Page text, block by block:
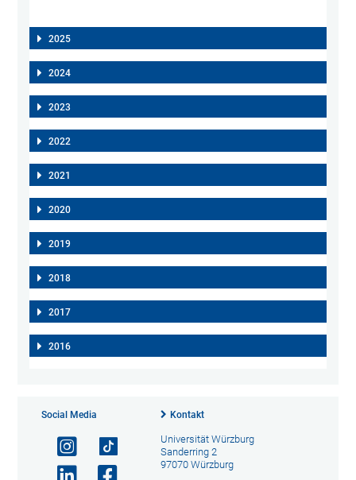
2025
2024
2023
2022
2021
2020
2019
2018
2017
2016
Social Media Kontakt
Universität Würzburg
Sanderring 2
97070 Würzburg